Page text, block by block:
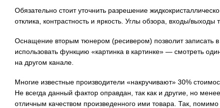
Обязательно стоит уточнить разрешение
отклика, контрастность и яркость. Углы обзора, входы/выходы
Оснащение вторым тюнером (ресивером) позволит записать
использовать функцию «картинка в картинке» — смотреть
на другом канале.
Многие известные производители «накручивают» 30%
Не всегда данный фактор оправдан, так как и другие, но
отличным качеством произведенного ими товара. Так,